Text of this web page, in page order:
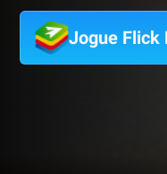
Jogue Flick